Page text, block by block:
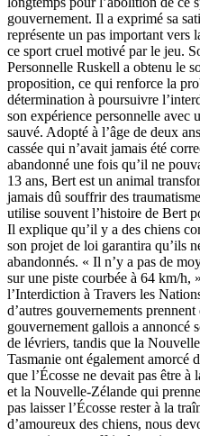
gouvernement. Il a exprimé sa
représente un pas important vers
ce sport cruel motivé par le jeu.
Personnelle Ruskell a obtenu le
proposition, ce qui renforce la
détermination à poursuivre
son expérience personnelle avec
sauvé. Adopté à l’âge de deux
cassée qui n’avait jamais été
abandonné une fois qu’il ne
13 ans, Bert est un animal
jamais dû souffrir des
utilise souvent l’histoire de Bert
Il explique qu’il y a des chiens
son projet de loi garantira qu’ils
abandonnés. « Il n’y a pas de
sur une piste courbée à 64 km/h,
l’Interdiction à Travers les
d’autres gouvernements
gouvernement gallois a annoncé
de lévriers, tandis que la
Tasmanie ont également amorcé
que l’Écosse ne devait pas être
et la Nouvelle-Zélande qui
pas laisser l’Écosse rester à la
d’amoureux des chiens, nous